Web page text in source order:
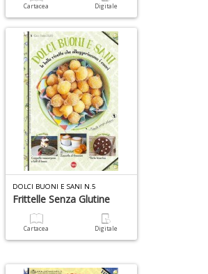
Cartacea Digitale
DOLCI BUONI E SANI N.5
Frittelle Senza Glutine
Cartacea Digitale